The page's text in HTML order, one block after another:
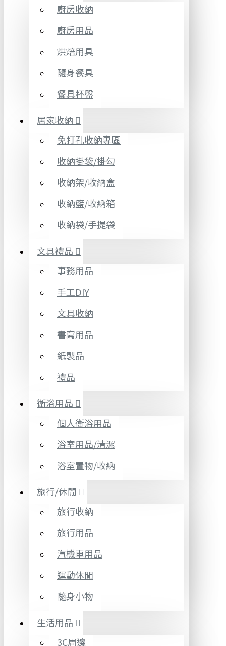
廚房收納
廚房用品
烘焙用具
隨身餐具
餐具杯盤
居家收納
免打孔收納專區
收納掛袋/掛勾
收納架/收納盒
收納籃/收納箱
收納袋/手提袋
文具禮品
事務用品
手工DIY
文具收納
書寫用品
紙製品
禮品
衛浴用品
個人衛浴用品
浴室用品/清潔
浴室置物/收納
旅行/休閒
旅行收納
旅行用品
汽機車用品
運動休閒
隨身小物
生活用品
3C周邊